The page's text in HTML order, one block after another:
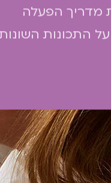
מדריך הפעלה
התכונות